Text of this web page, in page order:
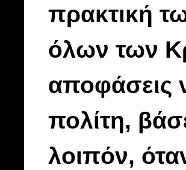
πρακτική
όλων των
αποφάσεις
πολίτη,
λοιπόν,